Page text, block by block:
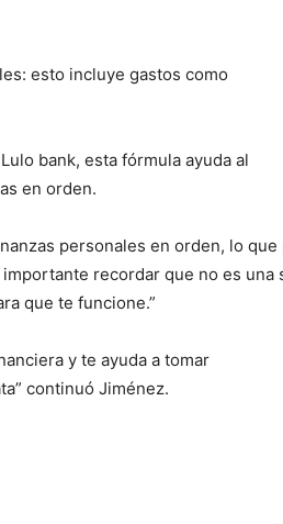
esto incluye gastos como
bank, esta fórmula ayuda al
en orden.
personales en orden, lo que
recordar que no es una
que te funcione.”
y te ayuda a tomar
continuó Jiménez.